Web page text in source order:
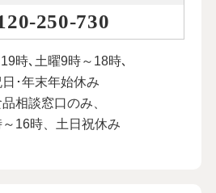
250-730
時､土曜9時～18時､
日･年末年始休み
相談窓口のみ、
16時、土日祝休み